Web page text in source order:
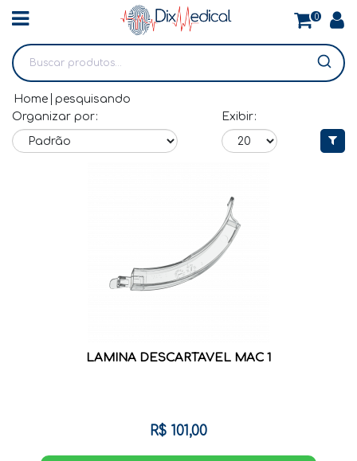
0
Home pesquisando
Organizar por:
Exibir:
LAMINA DESCARTAVEL MAC 1
R$ 101,00